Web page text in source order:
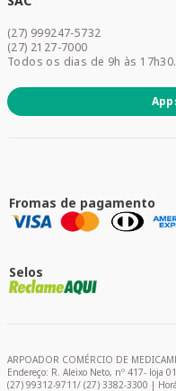
Promoções
(27) 999247-5732
(27) 2127-7000
Todos os dias de 9h às 17h30.
Fromas de pagamento
Selos
ARPOADOR COMÉRCIO DE
Endereço: R. Aleixo Neto, nº 417- loja
(27) 99312-9711/ (27) 3382-3300 |